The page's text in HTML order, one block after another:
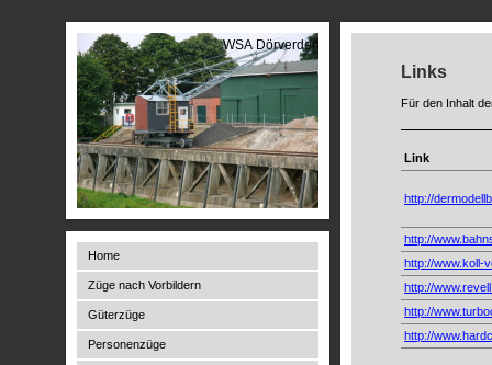
WSA Dörverden
Home
Züge nach Vorbildern
Güterzüge
Personenzüge
Links
Für den Inhalt
Link
http://
http://
http://www.koll-
http://
http://
http://